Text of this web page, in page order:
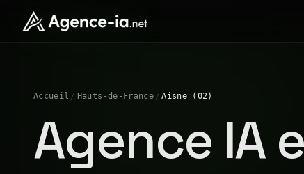
Accueil / Hauts-de-France / Aisne (02)
Agence IA